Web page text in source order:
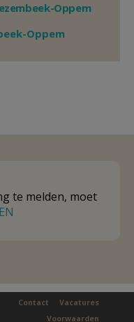
Oppem
Oppem
te melden, moet
Vacatures
Contact
Voorwaarden